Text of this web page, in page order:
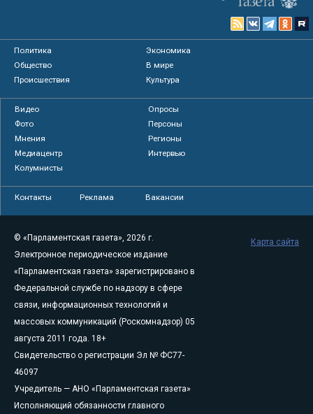
Политика
Экономика
Общество
В мире
Происшествия
Культура
Видео
Опросы
Фото
Персоны
Мнения
Регионы
Медиацентр
Интервью
Колумнисты
Контакты Реклама Вакансии
© «Парламентская газета», 2026 г.
Электронное периодическое издание
«Парламентская газета» зарегистрировано в
Федеральной службе по надзору в сфере
связи, информационных технологий и
массовых коммуникаций (Роскомнадзор) 05
августа 2011 года. 18+
Свидетельство о регистрации Эл № ФС77-
46097
Учредитель — АНО «Парламентская газета»
Исполняющий обязанности главного
Карта сайта